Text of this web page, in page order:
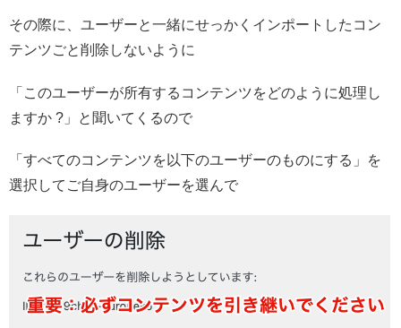
その際に、ユーザーと一緒にせっかくインポートしたコン
テンツごと削除しないように
「このユーザーが所有するコンテンツをどのように処理し
ますか ?」と聞いてくるので
「すべてのコンテンツを以下のユーザーのものにする」を
選択してご自身のユーザーを選んで